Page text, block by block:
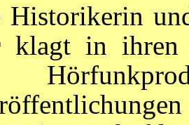
Historikerin
klagt in ihren